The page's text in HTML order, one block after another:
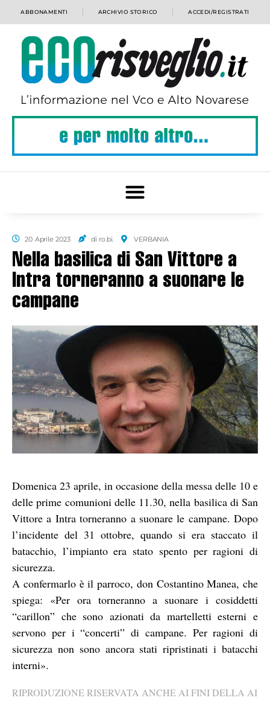
ABBONAMENTI ARCHIVIO STORICO ACCEDI/REGISTRATI
20 Aprile 2023 di ro.bi. VERBANIA
Nella basilica di San Vittore a
Intra torneranno a suonare le
campane
Domenica 23 aprile, in occasione della messa delle 10 e
delle prime comunioni delle 11.30, nella basilica di San
Vittore a Intra torneranno a suonare le campane. Dopo
l’incidente del 31 ottobre, quando si era staccato il
batacchio, l’impianto era stato spento per ragioni di
sicurezza.
A confermarlo è il parroco, don Costantino Manea, che
spiega: «Per ora torneranno a suonare i cosiddetti
“carillon” che sono azionati da martelletti esterni e
servono per i “concerti” di campane. Per ragioni di
sicurezza non sono ancora stati ripristinati i batacchi
interni».
RIPRODUZIONE RISERVATA ANCHE AI FINI DELLA AI